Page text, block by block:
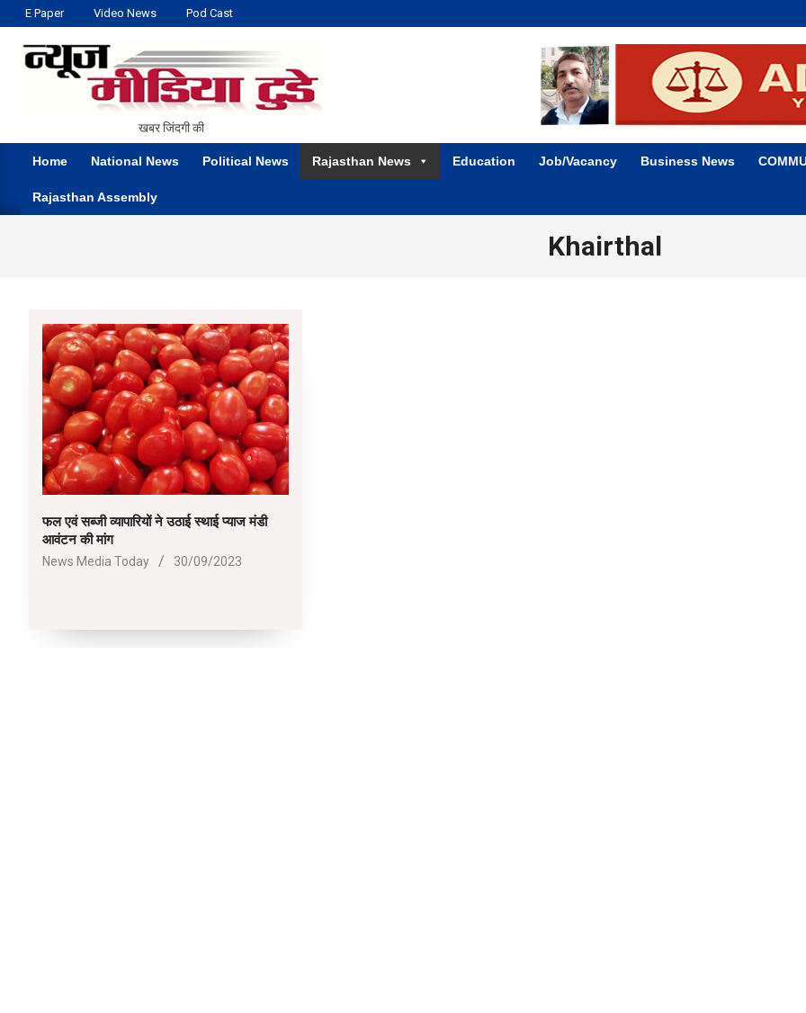
to
content
E Paper Video News Pod Cast
NEWS
MEDIA
TODAY
खबर जिंदगी की
Home National News Political News Rajasthan News Education Job/Vacancy Business News
Rajasthan Assembly
Khairthal
फल एवं सब्जी व्यापारियों ने उठाई स्थाई प्याज मंडी
आवंटन की मांग
2023-
News Media Today 30/09/2023